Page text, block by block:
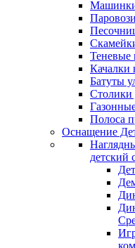
Теневые
Качалки
Батуты
Столики
Полоса
Оснащение
детский